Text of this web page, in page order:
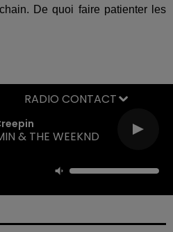
De quoi faire patienter les
& THE WEEKND
RADIO CONTACT